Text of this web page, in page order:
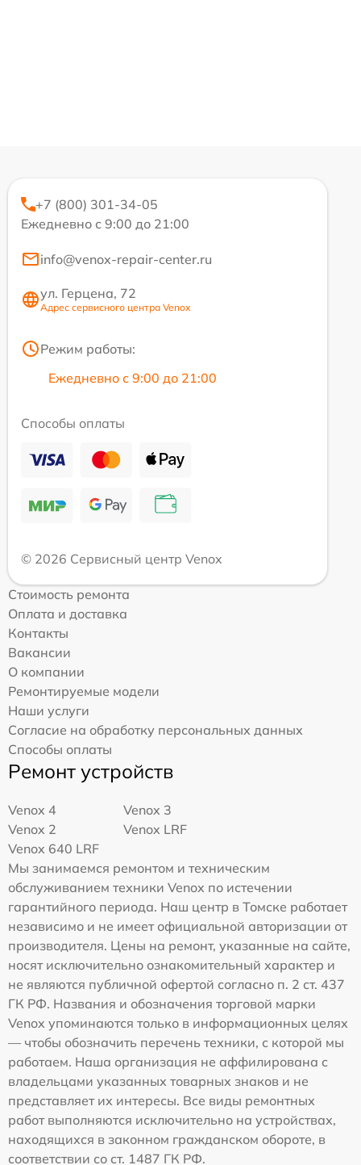
+7 (800) 301-34-05
Ежедневно с 9:00 до 21:00
info@venox-repair-center.ru
ул. Герцена, 72
Адрес сервисного центра Venox
Режим работы:
Ежедневно с 9:00 до 21:00
Способы оплаты
© 2026 Сервисный центр Venox
Стоимость ремонта
Оплата и доставка
Контакты
Вакансии
О компании
Ремонтируемые модели
Наши услуги
Согласие на обработку персональных данных
Способы оплаты
Ремонт устройств
Venox 4
Venox 3
Venox 2
Venox LRF
Venox 640 LRF
Мы занимаемся ремонтом и техническим
обслуживанием техники Venox по истечении
гарантийного периода. Наш центр в Томске работает
независимо и не имеет официальной авторизации от
производителя. Цены на ремонт, указанные на сайте,
носят исключительно ознакомительный характер и
не являются публичной офертой согласно п. 2 ст. 437
ГК РФ. Названия и обозначения торговой марки
Venox упоминаются только в информационных целях
— чтобы обозначить перечень техники, с которой мы
работаем. Наша организация не аффилирована с
владельцами указанных товарных знаков и не
представляет их интересы. Все виды ремонтных
работ выполняются исключительно на устройствах,
находящихся в законном гражданском обороте, в
соответствии со ст. 1487 ГК РФ.